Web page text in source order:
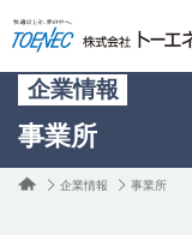
企業情報
事業所
企業情報 事業所